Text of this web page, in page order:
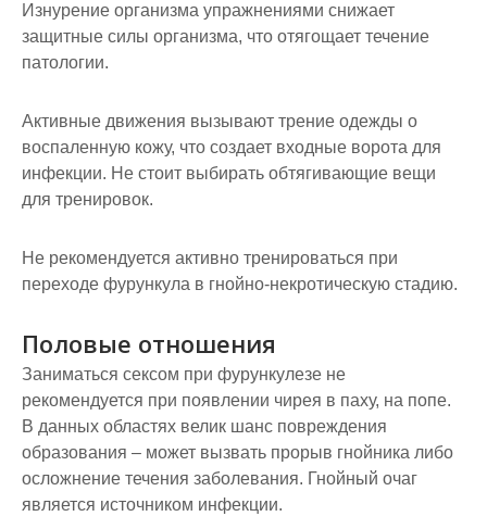
Изнурение организма упражнениями снижает
защитные силы организма, что отягощает течение
патологии.
Активные движения вызывают трение одежды о
воспаленную кожу, что создает входные ворота для
инфекции. Не стоит выбирать обтягивающие вещи
для тренировок.
Не рекомендуется активно тренироваться при
переходе фурункула в гнойно-некротическую стадию.
Половые отношения
Заниматься сексом при фурункулезе не
рекомендуется при появлении чирея в паху, на попе.
В данных областях велик шанс повреждения
образования – может вызвать прорыв гнойника либо
осложнение течения заболевания. Гнойный очаг
является источником инфекции.